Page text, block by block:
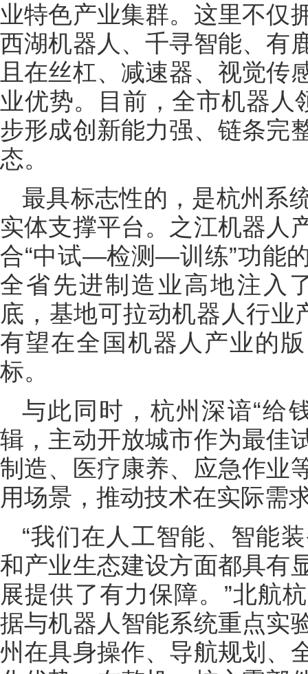
业特色产业集群。这里不仅
西湖机器人、千寻智能、有
且在丝杠、减速器、视觉传
业优势。目前，全市机器人
步形成创新能力强、链条完
态。
最具标志性的，是杭州系
实体支撑平台。之江机器人
合“中试—检测—训练”功能
全省先进制造业高地注入
底，基地可拉动机器人行业
有望在全国机器人产业的
标。
与此同时，杭州深谙“给
辑，主动开放城市作为最佳
制造、医疗康养、应急作业
用场景，推动技术在实际需
“我们在人工智能、智能
和产业生态建设方面都具有
展提供了有力保障。”北航
据与机器人智能系统重点实
州在具身操作、导航规划、